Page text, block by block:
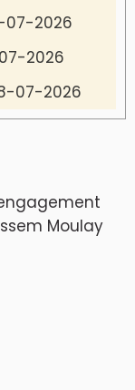
07-2026
2026
07-2026
Moulay